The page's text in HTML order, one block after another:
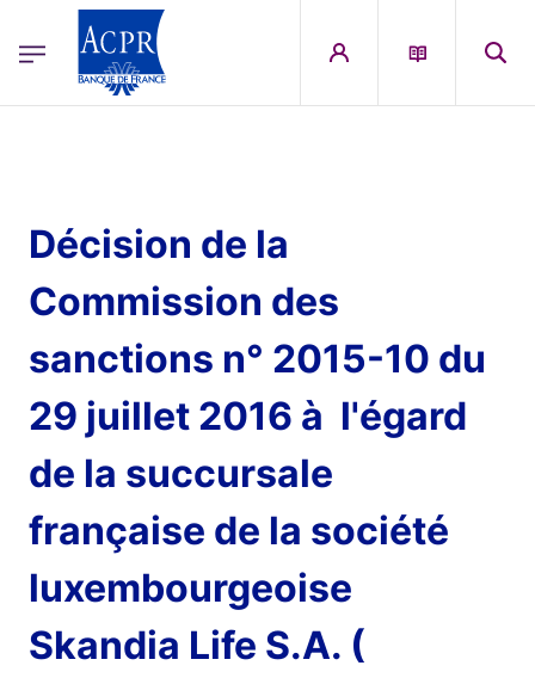
ACPR Menu Principal (French)
Décision de la
Commission des
sanctions n° 2015-10 du
29 juillet 2016 à l'égard
de la succursale
française de la société
luxembourgeoise
Skandia Life S.A. (